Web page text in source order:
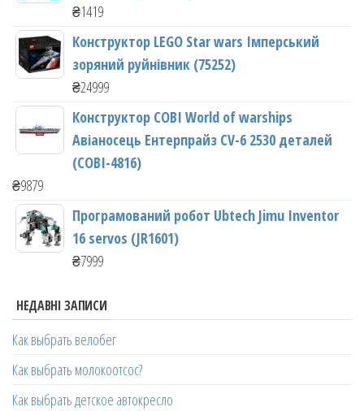
₴1419
Конструктор LEGO Star wars Імперський
зоряний руйнівник (75252)
₴24999
Конструктор COBI World of warships
Авіаносець Ентерпрайз CV-6 2530 деталей
(COBI-4816)
₴9879
Програмований робот Ubtech Jimu Inventor
16 servos (JR1601)
₴7999
НЕДАВНІ ЗАПИСИ
Как выбрать велобег
Как выбрать молокоотсос?
Как выбрать детское автокресло